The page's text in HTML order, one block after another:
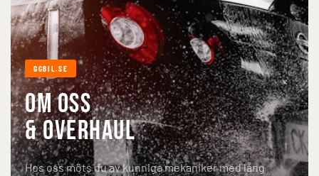
GGBIL.SE
OM OSS
& Overhaul
Hos oss möts du av kunniga mekaniker med lång